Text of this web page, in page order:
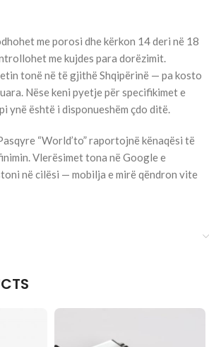
me porosi dhe kërkon 14 deri në 18
me kujdes para dorëzimit.
tonë në të gjithë Shqipërinë — pa kosto
Nëse keni pyetje për specifikimet e
ynë është i disponueshëm çdo ditë.
“World’to” raportojnë kënaqësi të
Vlerësimet tona në Google e
në cilësi — mobilja e mirë qëndron vite